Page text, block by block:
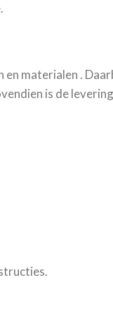
materialen .
is de